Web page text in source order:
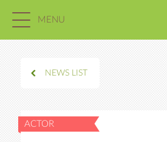
MENU
NEWS LIST